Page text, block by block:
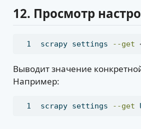
12. Просмотр
scrapy settings --get
Выводит значение
Например:
scrapy settings --get